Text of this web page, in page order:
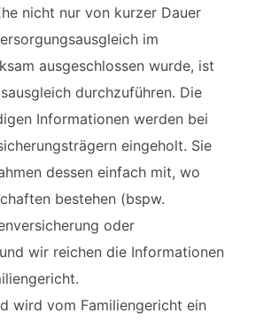
nicht nur von kurzer Dauer
im
ausgeschlossen wurde, ist
durchzuführen. Die
Informationen werden bei
eingeholt. Sie
dessen einfach mit, wo
bestehen (bspw.
oder
wir reichen die Informationen
wird vom Familiengericht ein